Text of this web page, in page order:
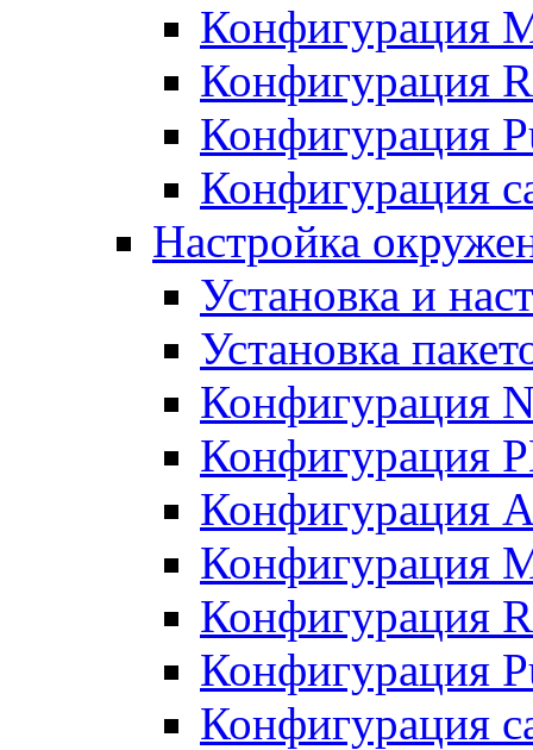
Конфигурация
Конфигурация
Конфигурация
Конфигурация
Настройка
Установка и
Установка
Конфигурация
Конфигурация
Конфигурация
Конфигурация
Конфигурация
Конфигурация
Конфигурация